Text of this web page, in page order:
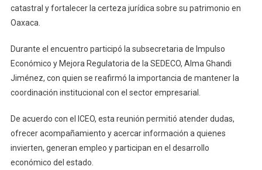
Oaxaca
catastral y fortalecer la certeza jurídica sobre su patrimonio en
Oaxaca.
Durante el encuentro participó la subsecretaria de Impulso
Económico y Mejora Regulatoria de la SEDECO, Alma Ghandi
Jiménez, con quien se reafirmó la importancia de mantener la
coordinación institucional con el sector empresarial.
De acuerdo con el ICEO, esta reunión permitió atender dudas,
ofrecer acompañamiento y acercar información a quienes
invierten, generan empleo y participan en el desarrollo
económico del estado.